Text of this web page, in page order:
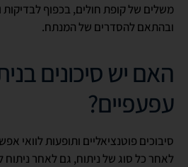
משלים של קופת חולים, בכפוף לבדיקות
ובהתאם להסדרים של המנתח.
האם יש סיכונים
עפעפיים?
סיבוכים פוטנציאליים ותופעות לוואי
לאחר כל סוג של ניתוח, גם לאחר